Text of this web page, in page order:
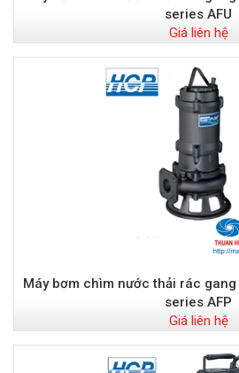
series AFU
Giá liên hệ
Máy bơm chìm nước thải rác
series AFP
Giá liên hệ